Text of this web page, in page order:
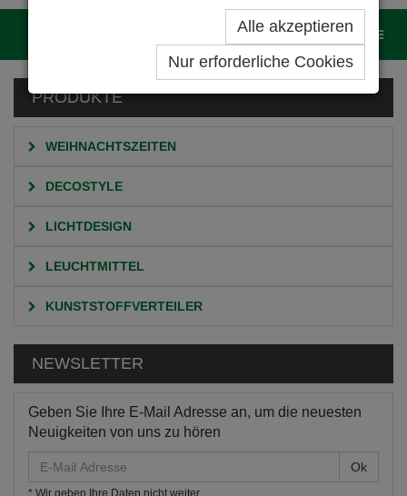
Alle akzeptieren
Nur erforderliche Cookies
PRODUKTE
WEIHNACHTSZEITEN
DECOSTYLE
LICHTDESIGN
LEUCHTMITTEL
KUNSTSTOFFVERTEILER
NEWSLETTER
Geben Sie Ihre E-Mail Adresse an, um die neuesten
Neuigkeiten von uns zu hören
Mail
* Wir geben Ihre Daten nicht weiter